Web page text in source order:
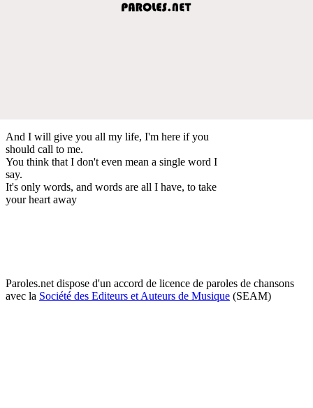
And I will give you all my life, I'm here if you
should call to me.
You think that I don't even mean a single word I
say.
It's only words, and words are all I have, to take
your heart away
Paroles.net dispose d'un accord de licence de paroles de chansons
avec la Société des Editeurs et Auteurs de Musique (SEAM)